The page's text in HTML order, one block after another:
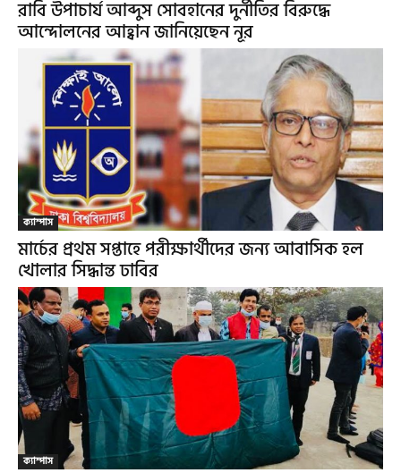
রাবি উপাচার্য আব্দুস সোবহানের দুর্নীতির বিরুদ্ধে
আন্দোলনের আহ্বান জানিয়েছেন নূর
ক্যাম্পাস
মার্চের প্রথম সপ্তাহে পরীক্ষার্থীদের জন্য আবাসিক হল
খোলার সিদ্ধান্ত ঢাবির
ক্যাম্পাস